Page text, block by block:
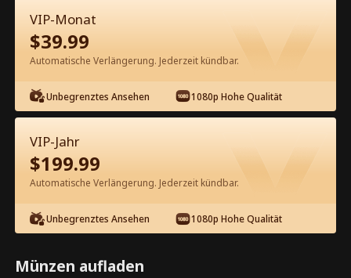
Episode 17 - Schein Verheiratet mit
meinem Milliardärs-CEO Kompletter
Film
0-49 50-93
17 18 19 20 21
VIP-Monat
$39.99
Automatische Verlängerung. Jederzeit kündbar.
Unbegrenztes Ansehen 1080p Hohe Qualität
VIP-Jahr
$199.99
Automatische Verlängerung. Jederzeit kündbar.
Unbegrenztes Ansehen 1080p Hohe Qualität
Münzen aufladen